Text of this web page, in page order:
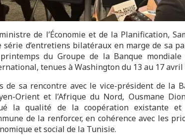
de l’Économie et de la Planification,
série d’entretiens bilatéraux en marge de sa
du Groupe de la Banque
tenues à Washington du 13 au 17 avril
de sa rencontre avec le vice-président de la
Orient et l’Afrique du Nord, Ousmane
la qualité de la coopération existante
de la renforcer, en cohérence avec les
et social de la Tunisie.